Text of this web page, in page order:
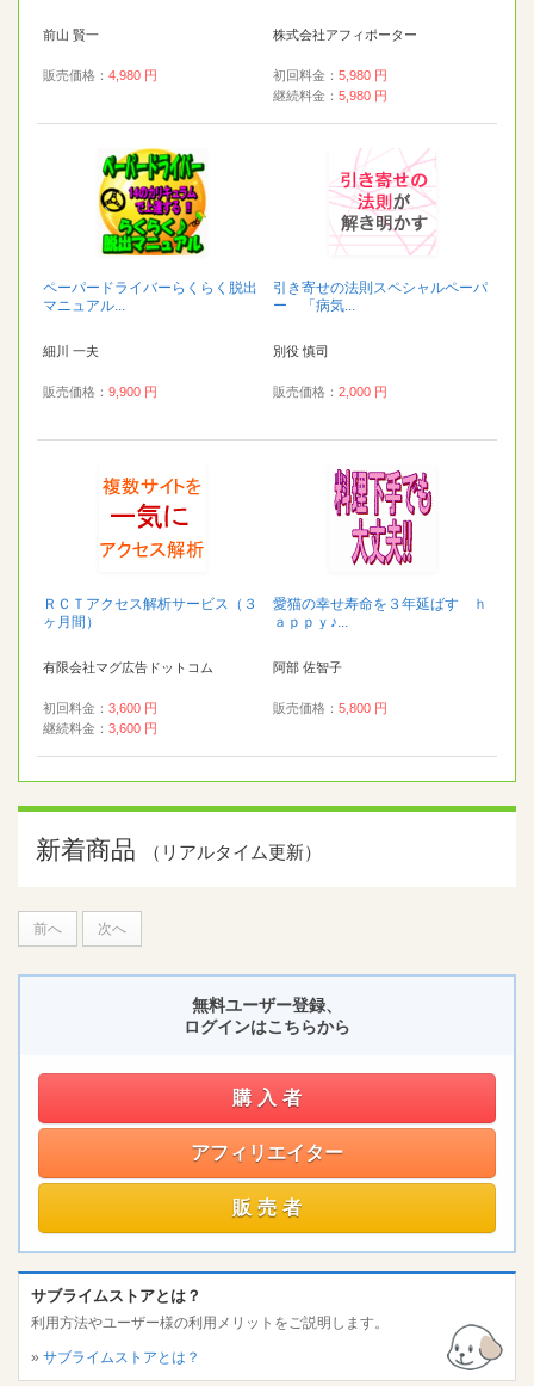
前山 賢一
販売価格： 4,980 円
株式会社アフィポーター
初回料金： 5,980 円
継続料金： 5,980 円
ペーパードライバーらくらく脱出
マニュアル...
細川 一夫
販売価格： 9,900 円
引き寄せの法則スペシャルペーパ
ー 「病気...
別役 慎司
販売価格： 2,000 円
ＲＣＴアクセス解析サービス（３
ヶ月間）
有限会社マグ広告ドットコム
初回料金： 3,600 円
継続料金： 3,600 円
愛猫の幸せ寿命を３年延ばす ｈ
ａｐｐｙ♪...
阿部 佐智子
販売価格： 5,800 円
新着商品 （リアルタイム更新）
前へ 次へ
無料ユーザー登録、
ログインはこちらから
購入者
アフィリエイター
販売者
サブライムストアとは？
利用方法やユーザー様の利用メリットをご説明します。
» サブライムストアとは？